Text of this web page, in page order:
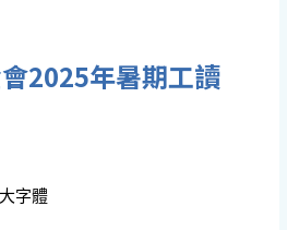
2025年暑期工讀
字體